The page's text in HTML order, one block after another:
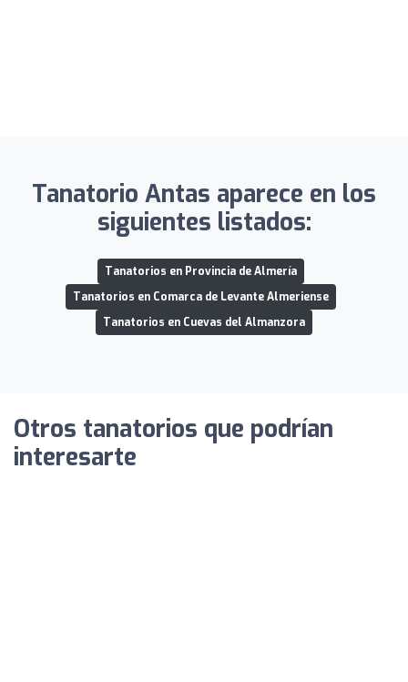
Tanatorio Antas aparece en los
siguientes listados:
Tanatorios en Provincia de Almería
Tanatorios en Comarca de Levante Almeriense
Tanatorios en Cuevas del Almanzora
Otros tanatorios que podrían
interesarte